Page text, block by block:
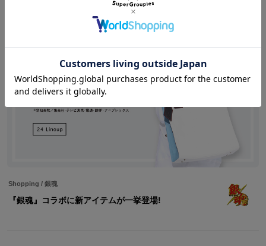
Shopping / 銀魂
『銀魂』コラボに新アイテムが一挙登場!